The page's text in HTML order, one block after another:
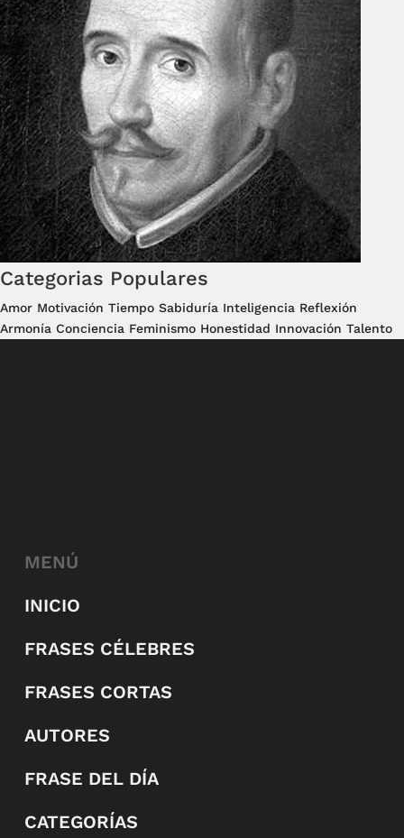
Categorias Populares
Amor Motivación Tiempo Sabiduría Inteligencia Reflexión
Armonía Conciencia Feminismo Honestidad Innovación Talento
MENÚ
INICIO
FRASES CÉLEBRES
FRASES CORTAS
AUTORES
FRASE DEL DÍA
CATEGORÍAS